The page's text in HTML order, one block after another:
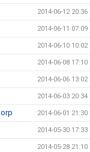
2014-06-12 20:36
2014-06-11 07:09
2014-06-10 10:02
2014-06-08 17:10
2014-06-06 13:02
2014-06-03 20:34
2014-06-01 21:30
2014-05-30 17:33
2014-05-28 21:10